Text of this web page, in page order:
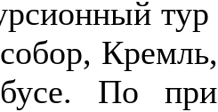
По